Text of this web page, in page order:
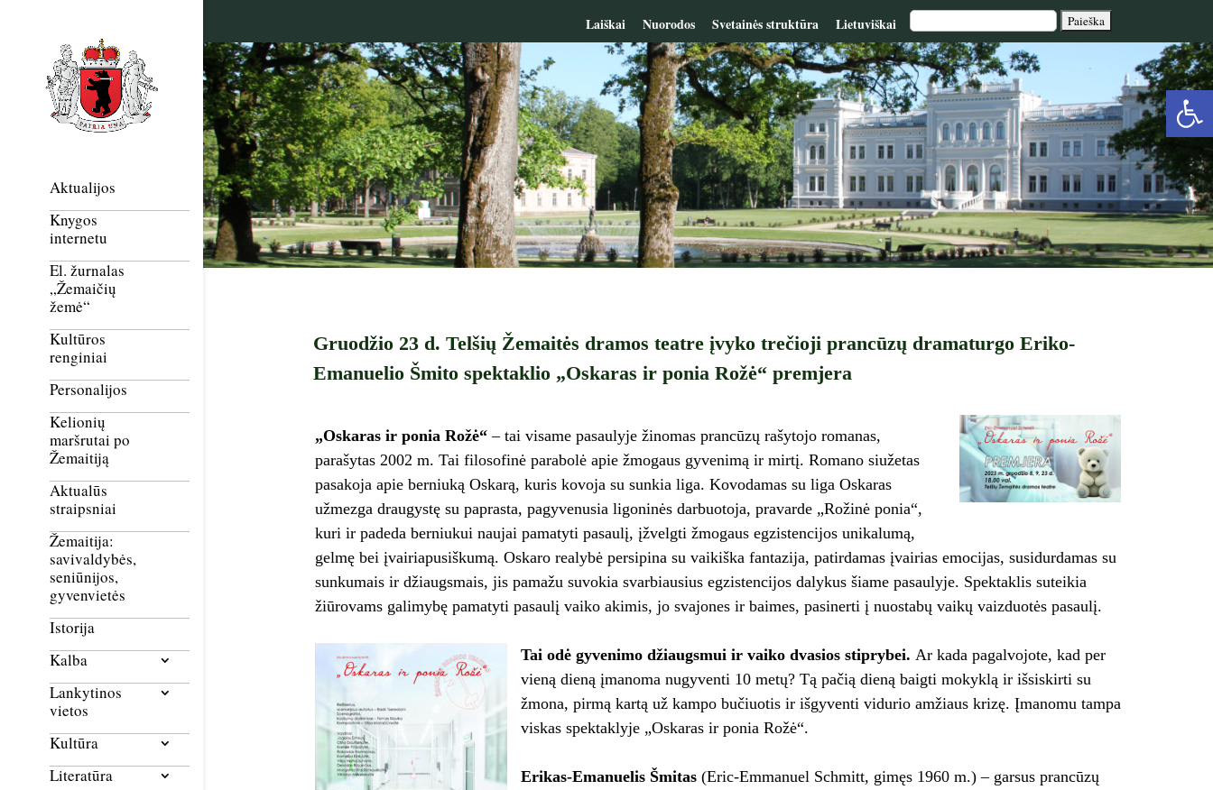
Laiškai Nuorodos Svetainės struktūra Lietuviškai
Aktualijos
Knygos
internetu
El. žurnalas
„Žemaičių
žemė“
Kultūros
renginiai
Personalijos
Kelionių
maršrutai po
Žemaitiją
Aktualūs
straipsniai
Žemaitija:
savivaldybės,
seniūnijos,
gyvenvietės
Istorija
Kalba
Lankytinos
vietos
Kultūra
Literatūra
Gruodžio 23 d. Telšių Žemaitės dramos teatre įvyko trečioji prancūzų dramaturgo Eriko-
Emanuelio Šmito spektaklio „Oskaras ir ponia Rožė“ premjera
„Oskaras ir ponia Rožė“– tai visame pasaulyje žinomas prancūzų rašytojo romanas,
parašytas 2002 m. Tai filosofinė parabolė apie žmogaus gyvenimą ir mirtį. Romano siužetas
pasakoja apie berniuką Oskarą, kuris kovoja su sunkia liga. Kovodamas su liga Oskaras
užmezga draugystę su paprasta, pagyvenusia ligoninės darbuotoja, pravarde „Rožinė ponia“,
kuri ir padeda berniukui naujai pamatyti pasaulį, įžvelgti žmogaus egzistencijos unikalumą,
gelmę bei įvairiapusiškumą. Oskaro realybė persipina su vaikiška fantazija, patirdamas įvairias emocijas, susidurdamas su
sunkumais ir džiaugsmais, jis pamažu suvokia svarbiausius egzistencijos dalykus šiame pasaulyje. Spektaklis suteikia
žiūrovams galimybę pamatyti pasaulį vaiko akimis, jo svajones ir baimes, pasinerti į nuostabų vaikų vaizduotės pasaulį.
Tai odė gyvenimo džiaugsmui ir vaiko dvasios stiprybei. Ar kada pagalvojote, kad per
vieną dieną įmanoma nugyventi 10 metų? Tą pačią dieną baigti mokyklą ir išsiskirti su
žmona, pirmą kartą už kampo bučiuotis ir išgyventi vidurio amžiaus krizę. Įmanomu tampa
viskas spektaklyje „Oskaras ir ponia Rožė“.
Erikas-Emanuelis Šmitas(Eric-Emmanuel Schmitt, gimęs 1960 m.) – garsus prancūzų